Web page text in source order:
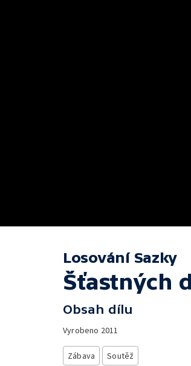
Losování Sazky
Šťastných
Obsah dílu
Vyrobeno 2011
Zábava Soutěž